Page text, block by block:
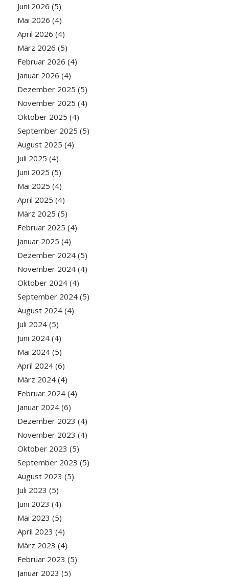
Juni 2026 (5)
Mai 2026 (4)
April 2026 (4)
März 2026 (5)
Februar 2026 (4)
Januar 2026 (4)
Dezember 2025 (5)
November 2025 (4)
Oktober 2025 (4)
September 2025 (5)
August 2025 (4)
Juli 2025 (4)
Juni 2025 (5)
Mai 2025 (4)
April 2025 (4)
März 2025 (5)
Februar 2025 (4)
Januar 2025 (4)
Dezember 2024(5)
November 2024(4)
Oktober 2024(4)
September 2024(5)
August 2024(4)
Juli 2024(5)
Juni 2024(4)
Mai 2024(5)
April 2024(6)
März 2024(4)
Februar 2024(4)
Januar 2024(6)
Dezember 2023 (4)
November 2023 (4)
Oktober 2023 (5)
September 2023 (5)
August 2023 (5)
Juli 2023 (5)
Juni 2023 (4)
Mai 2023 (5)
April 2023 (4)
März 2023 (4)
Februar 2023 (5)
Januar 2023 (5)